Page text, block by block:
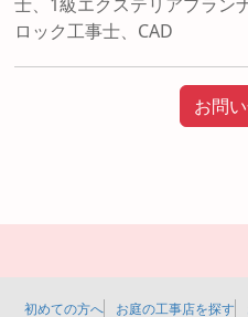
ロック工事士、CAD
お問
初めての方へ お庭の工事店を探す